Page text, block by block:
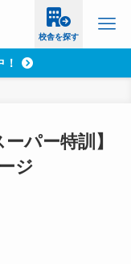
校舎を探す
！
パー特訓】
ジ